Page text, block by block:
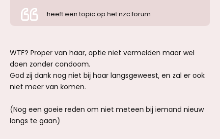
heeft een topic op het nzc forum
WTF? Proper van haar, optie niet vermelden maar wel
doen zonder condoom.
God zij dank nog niet bij haar langsgeweest, en zal er ook
niet meer van komen.
(Nog een goeie reden om niet meteen bij iemand nieuw
langs te gaan)